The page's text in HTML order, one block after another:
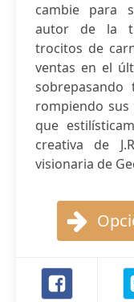
cambie para
autor de la
trocitos de
ventas en el
sobrepasando
rompiendo
que
creativa de
visionaria de